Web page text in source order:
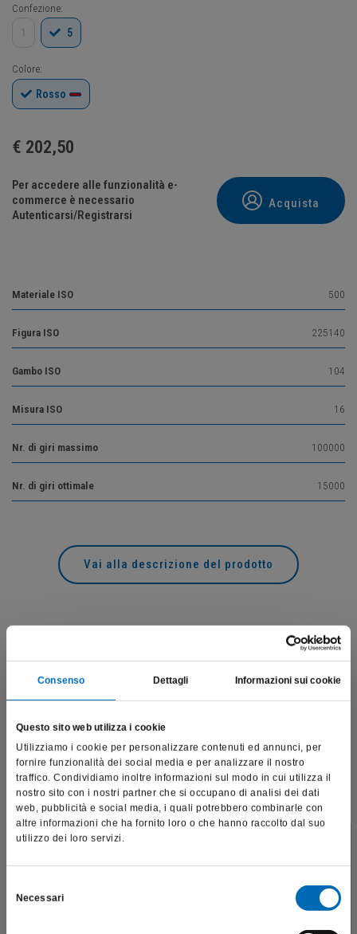
Consenso Dettagli Informazioni sui cookie
Questo sito web utilizza i cookie
Utilizziamo i cookie per personalizzare contenuti ed annunci, per
fornire funzionalità dei social media e per analizzare il nostro
traffico. Condividiamo inoltre informazioni sul modo in cui utilizza il
nostro sito con i nostri partner che si occupano di analisi dei dati
web, pubblicità e social media, i quali potrebbero combinarle con
altre informazioni che ha fornito loro o che hanno raccolto dal suo
utilizzo dei loro servizi.
delNecessari
Confezione:
5
Colore:
Rosso
€ 202,50
Per accedere alle funzionalità e-
commerce è necessario
Autenticarsi/Registrarsi
Acquista
Materiale ISO 500
Figura ISO 225140
Gambo ISO 104
Misura ISO 16
Nr. di giri massimo 100000
Nr. di giri ottimale 15000
Vai alla descrizione del prodotto
professionali e riporta dati, prodotti e beni sensibili per la
salute e la sicurezza del paziente; pertanto, per visitare il sito,